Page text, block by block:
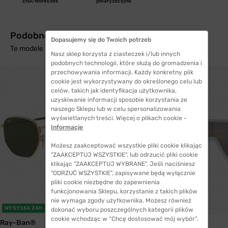
Podobne produkty z wysyłką w 24h
Te modele mogą Cię zainteresować
WYSYŁKA 24H
Ray-Ban®
WYSYŁKA 24H
Burberry
Dopasujemy się do Twoich potrzeb
Nasz sklep korzysta z ciasteczek i/lub innych
podobnych technologii, które służą do gromadzenia i
przechowywania informacji. Każdy konkretny plik
cookie jest wykorzystywany do określonego celu lub
celów, takich jak identyfikacja użytkownika,
uzyskiwanie informacji sposobie korzystania ze
naszego Sklepu lub w celu spersonalizowania
wyświetlanych treści. Więcej o plikach cookie -
Informacje
Możesz zaakceptować wszystkie pliki cookie klikając
"ZAAKCEPTUJ WSZYSTKIE", lub odrzucić pliki cookie
klikając "ZAAKCEPTUJ WYBRANE". Jeśli naciśniesz
"ODRZUĆ WSZYSTKIE", zapisywane będą wyłącznie
pliki cookie niezbędne do zapewnienia
funkcjonowania Sklepu, korzystanie z takich plików
nie wymaga zgody użytkownika. Możesz również
dokonać wyboru poszczególnych kategorii plików
cookie wchodząc w “Chcę dostosować mój wybór”.